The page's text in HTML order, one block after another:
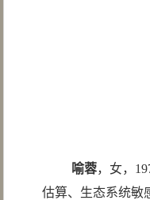
喻蓉，女，
估算、生态系统敏